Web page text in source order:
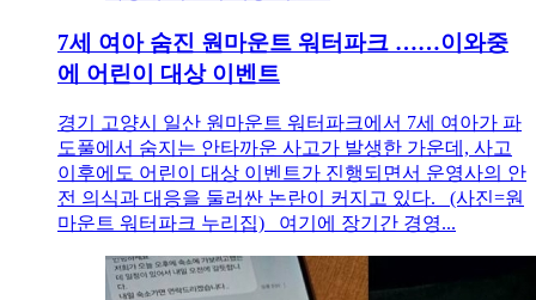
7세 여아 숨진 원마운트 워터파크 ……이와중
에 어린이 대상 이벤트
경기 고양시 일산 원마운트 워터파크에서 7세 여아가 파
도풀에서 숨지는 안타까운 사고가 발생한 가운데, 사고
이후에도 어린이 대상 이벤트가 진행되면서 운영사의 안
전 의식과 대응을 둘러싼 논란이 커지고 있다. (사진=원
마운트 워터파크 누리집) 여기에 장기간 경영...